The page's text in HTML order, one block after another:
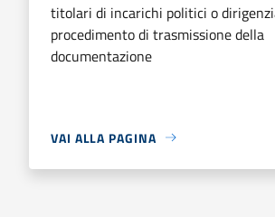
titolari di incarichi politici o
procedimento di trasmissione della
documentazione
VAI ALLA PAGINA